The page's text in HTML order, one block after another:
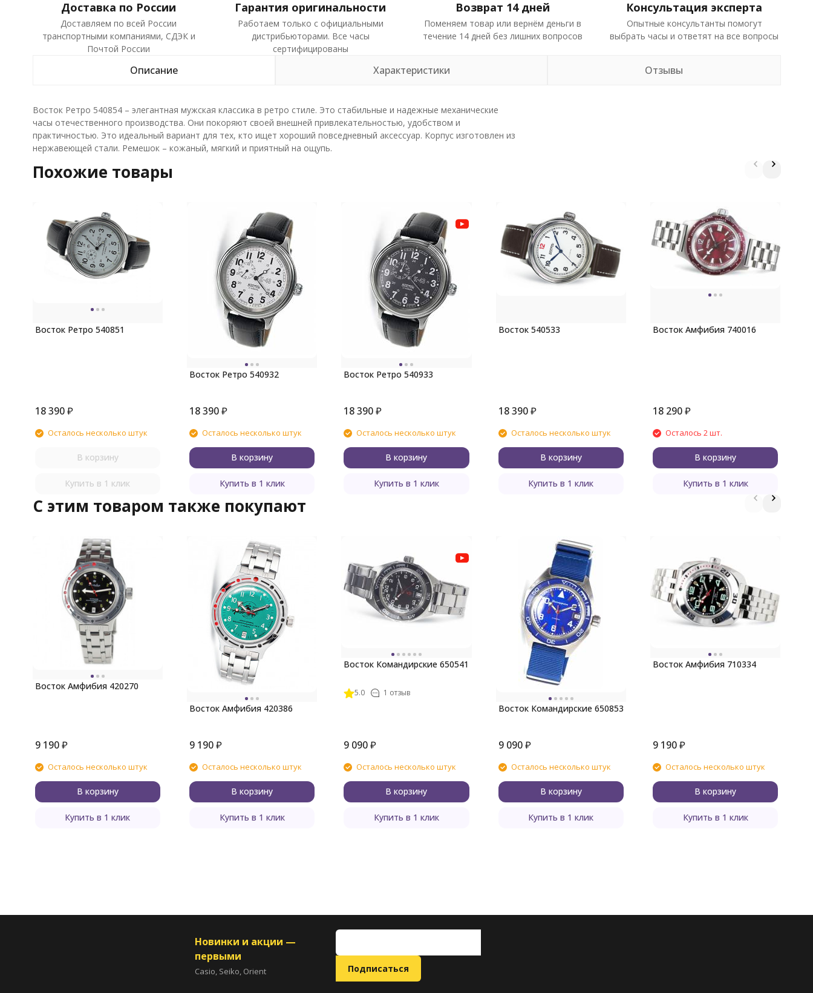
Доставка по России
Доставляем по всей России
транспортными компаниями, СДЭК и
Почтой России
Гарантия оригинальности
Работаем только с официальными
дистрибьюторами. Все часы
сертифицированы
Возврат 14 дней
Поменяем товар или вернём деньги в
течение 14 дней без лишних вопросов
Консультация эксперта
Опытные консультанты помогут
выбрать часы и ответят на все вопросы
Описание Характеристики Отзывы
Восток Ретро 540854 – элегантная мужская классика в ретро стиле. Это стабильные и надежные механические
часы отечественного производства. Они покоряют своей внешней привлекательностью, удобством и
практичностью. Это идеальный вариант для тех, кто ищет хороший повседневный аксессуар. Корпус изготовлен из
нержавеющей стали. Ремешок – кожаный, мягкий и приятный на ощупь.
Похожие товары
Восток Ретро 540851
18 390 ₽
Осталось несколько штук
В корзину
Купить в 1 клик
Восток Ретро 540932
18 390₽
Осталось несколько штук
В корзину
Купить в 1 клик
Восток Ретро 540933
18 390₽
Осталось несколько штук
В корзину
Купить в 1 клик
Восток 540533
18 390₽
Осталось несколько штук
В корзину
Купить в 1 клик
Восток Амфибия 740016
18 290₽
Осталось 2 шт.
В корзину
Купить в 1 клик
C этим товаром также покупают
Восток Амфибия 420270
9 190 ₽
Осталось несколько штук
В корзину
Купить в 1 клик
Восток Амфибия 420386
9 190₽
Осталось несколько штук
В корзину
Купить в 1 клик
Восток Командирские 650541
5.0 1 отзыв
9 090₽
Осталось несколько штук
В корзину
Купить в 1 клик
Восток Командирские 650853
9 090₽
Осталось несколько штук
В корзину
Купить в 1 клик
Восток Амфибия 710334
9 190₽
Осталось несколько штук
В корзину
Купить в 1 клик
Новинки и акции —
первыми
Casio, Seiko, Orient